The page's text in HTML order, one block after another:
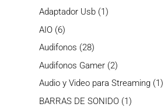
Adaptador Usb 11
AIO 66
productos
Audifonos 2828
productos
Audifonos Gamer 22
productos
Audio y Video para Streaming 11
BARRAS DE SONIDO 11